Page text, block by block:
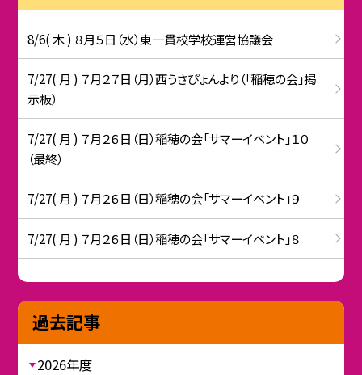
8/6( 木 ) ８月５日（水）東一貫校学校運営協議会
7/27( 月 ) ７月２７日（月）西うさぴょんより（「稲穂の会」掲
示板）
7/27( 月 ) ７月２６日（日）稲穂の会「サマーイベント」１０
（最終）
7/27( 月 ) ７月２６日（日）稲穂の会「サマーイベント」９
7/27( 月 ) ７月２６日（日）稲穂の会「サマーイベント」８
過去記事
2026年度